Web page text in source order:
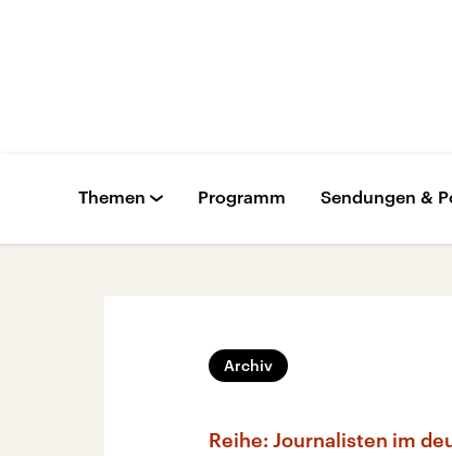
Themen Programm Sendungen &
Archiv
Reihe: Journalisten im